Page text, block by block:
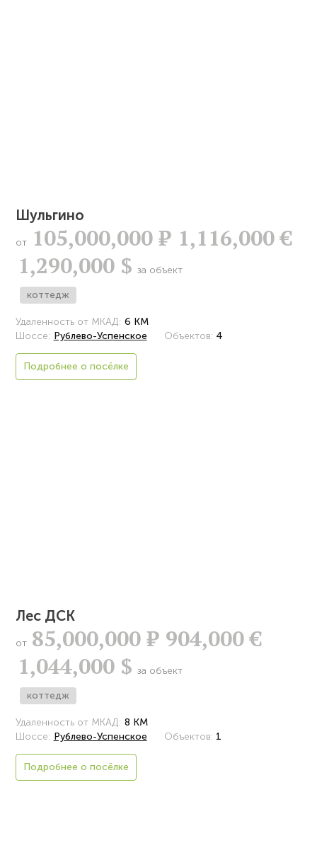
Шульгино
от 105,000,000Р 1,116,000 €
1,290,000 $ за объект
коттедж
Удаленность от МКАД: 6 КМ
Шоссе: Рублево-Успенское Объектов: 4
Подробнее о посёлке
Лес ДСК
от 85,000,000Р 904,000 €
1,044,000 $ за объект
коттедж
Удаленность от МКАД: 8 КМ
Шоссе: Рублево-Успенское Объектов: 1
Подробнее о посёлке